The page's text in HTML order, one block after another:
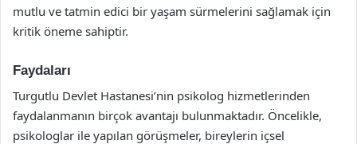
mutlu ve tatmin edici bir yaşam sürmelerini sağlamak için
kritik öneme sahiptir.
Faydaları
Turgutlu Devlet Hastanesi’nin psikolog hizmetlerinden
faydalanmanın birçok avantajı bulunmaktadır. Öncelikle,
psikologlar ile yapılan görüşmeler, bireylerin içsel